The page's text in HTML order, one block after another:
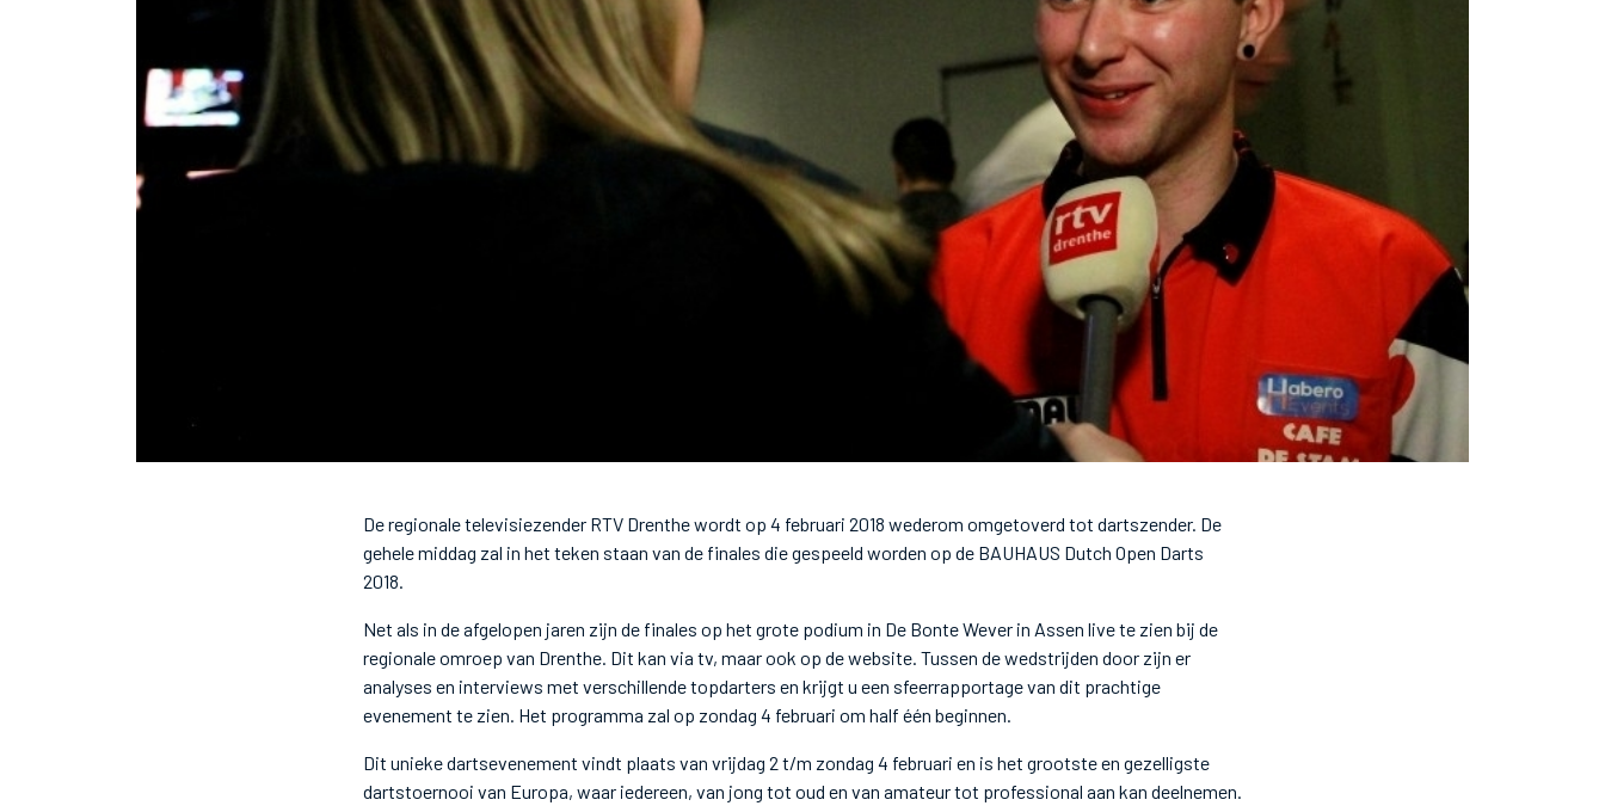
De regionale televisiezender RTV Drenthe wordt op 4 februari 2018 wederom omgetoverd tot dartszender. De
gehele middag zal in het teken staan van de finales die gespeeld worden op de BAUHAUS Dutch Open Darts
2018.
Net als in de afgelopen jaren zijn de finales op het grote podium in De Bonte Wever in Assen live te zien bij de
regionale omroep van Drenthe. Dit kan via tv, maar ook op de website. Tussen de wedstrijden door zijn er
analyses en interviews met verschillende topdarters en krijgt u een sfeerrapportage van dit prachtige
evenement te zien. Het programma zal op zondag 4 februari om half één beginnen.
Dit unieke dartsevenement vindt plaats van vrijdag 2 t/m zondag 4 februari en is het grootste en gezelligste
dartstoernooi van Europa, waar iedereen, van jong tot oud en van amateur tot professional aan kan deelnemen.